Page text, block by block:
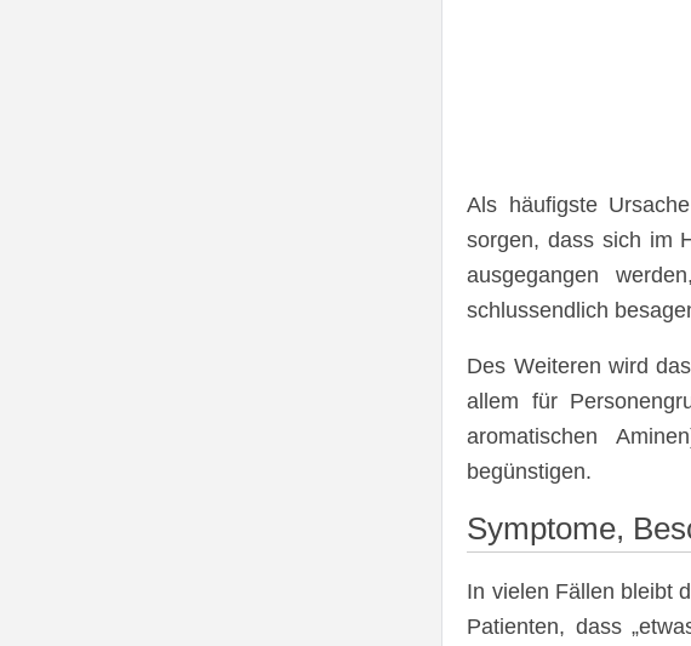
Als häufigste
sorgen, dass sich im
ausgegangen
schlussendlich
Des Weiteren wird
allem für
aromatischen
begünstigen.
Symptome,
In vielen Fällen bleibt
Patienten, dass